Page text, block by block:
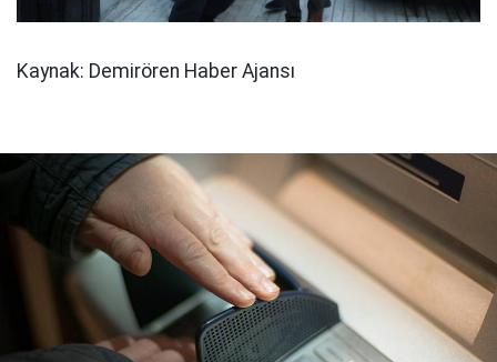
Kaynak: Demirören Haber Ajansı